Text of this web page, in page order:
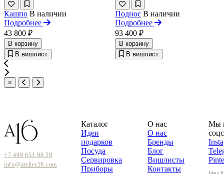
Кашпо В наличии
Подробнее
43 800 ₽
В корзину
В вишлист
Поднос В наличии
Подробнее
93 400 ₽
В корзину
В вишлист
×
+7 499 653 99 59
info@atelier16.com
Каталог
Идеи
подарков
Посуда
Сервировка
Приборы
О нас
О нас
Бренды
Блог
Вишлисты
Контакты
Мы